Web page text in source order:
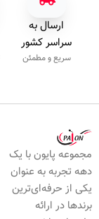
ارسال به
سراسر کشور
سریع و مطمئن
مجموعه پایون با یک
دهه تجربه به عنوان
یکی از حرفه‌ای‌ترین
برندها در ارائه